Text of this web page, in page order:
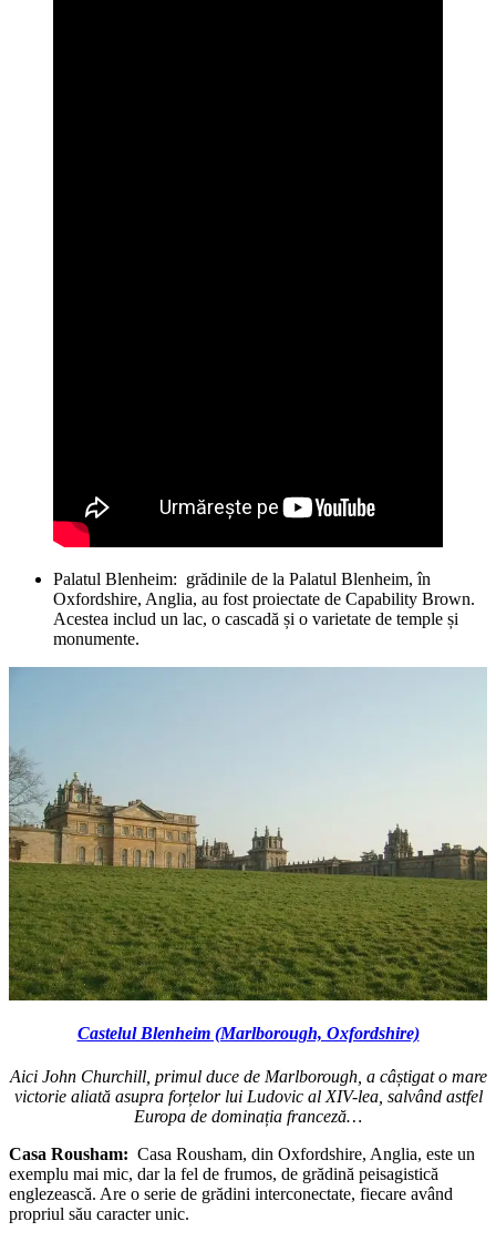
Palatul Blenheim: grădinile de la Palatul Blenheim, în
Oxfordshire, Anglia, au fost proiectate de Capability Brown.
Acestea includ un lac, o cascadă și o varietate de temple și
monumente.
Castelul Blenheim (Marlborough, Oxfordshire)
Aici John Churchill, primul duce de Marlborough, a câștigat o mare
victorie aliată asupra forțelor lui Ludovic al XIV-lea, salvând astfel
Europa de dominația franceză…
Casa Rousham: Casa Rousham, din Oxfordshire, Anglia, este un
exemplu mai mic, dar la fel de frumos, de grădină peisagistică
englezească. Are o serie de grădini interconectate, fiecare având
propriul său caracter unic.